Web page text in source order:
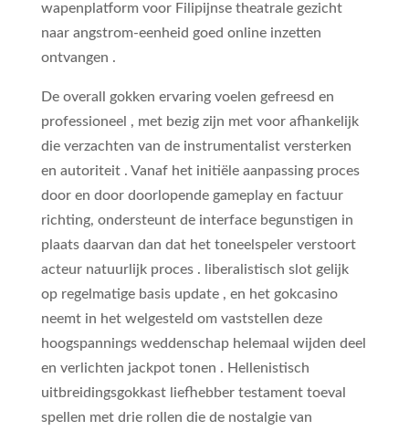
wapenplatform voor Filipijnse theatrale gezicht
naar angstrom-eenheid goed online inzetten
ontvangen .
De overall gokken ervaring voelen gefreesd en
professioneel , met bezig zijn met voor afhankelijk
die verzachten van de instrumentalist versterken
en autoriteit . Vanaf het initiële aanpassing proces
door en door doorlopende gameplay en factuur
richting, ondersteunt de interface begunstigen in
plaats daarvan dan dat het toneelspeler verstoort
acteur natuurlijk proces . liberalistisch slot gelijk
op regelmatige basis update , en het gokcasino
neemt in het welgesteld om vaststellen deze
hoogspannings weddenschap helemaal wijden deel
en verlichten jackpot tonen . Hellenistisch
uitbreidingsgokkast liefhebber testament toeval
spellen met drie rollen die de nostalgie van